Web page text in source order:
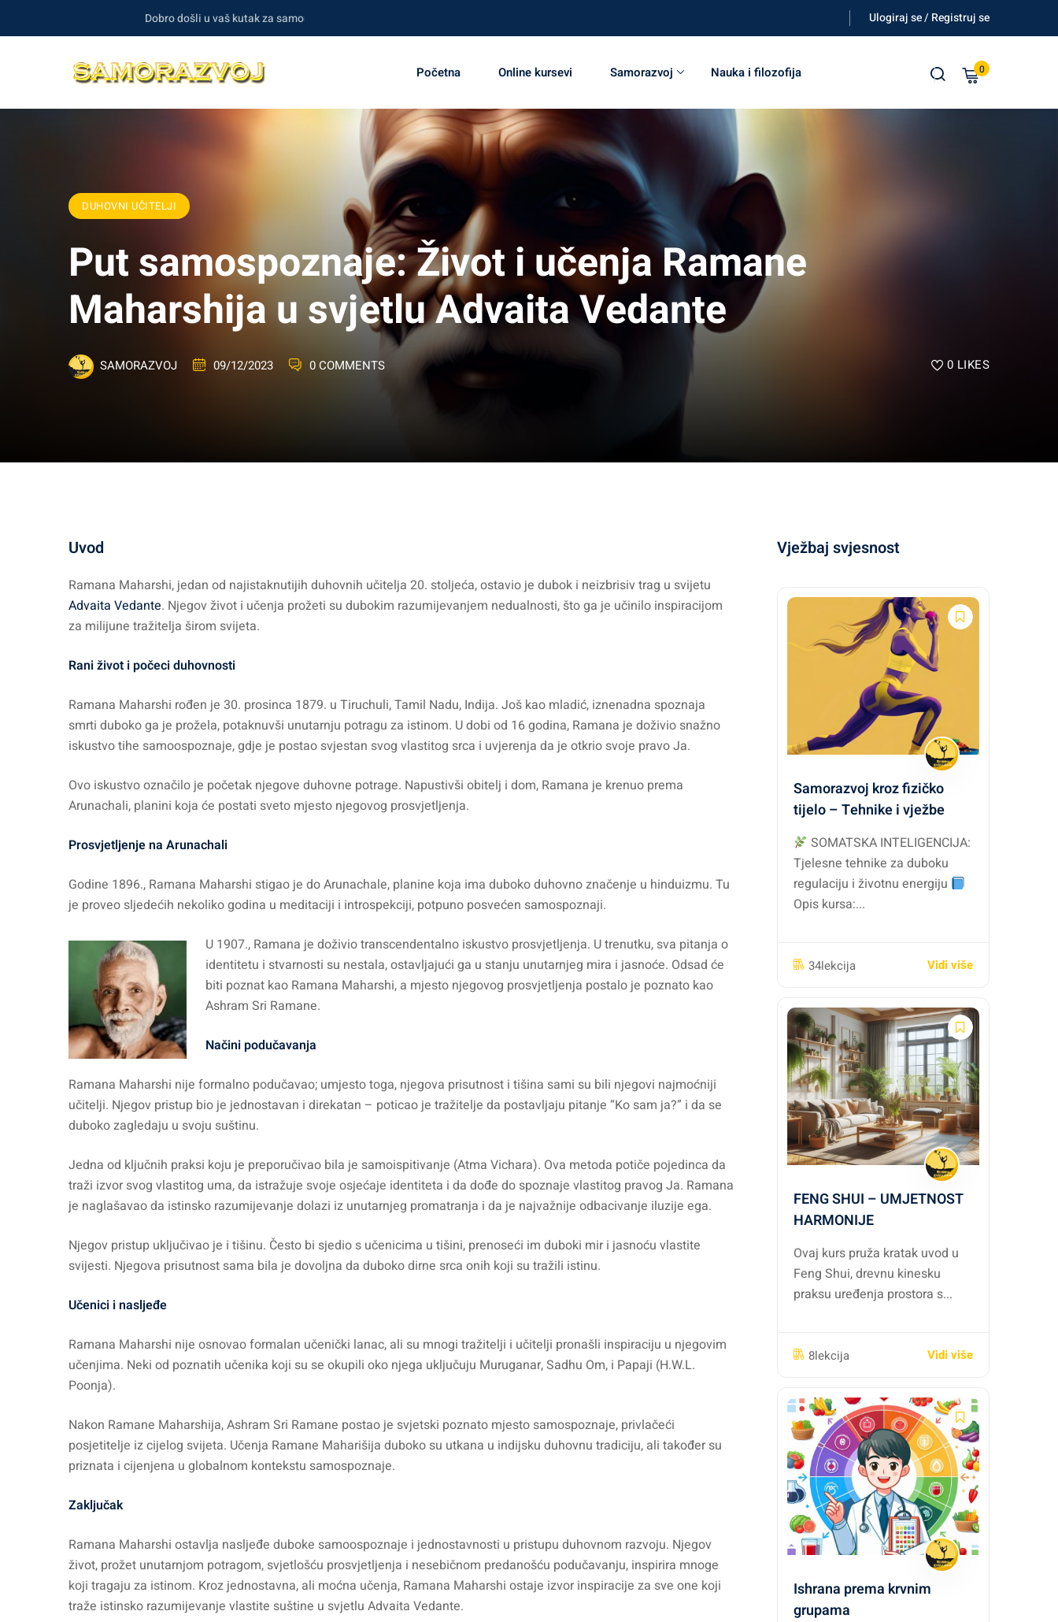
Dobro došli u vaš kutak za samorazvoj i duhovnost! Ulogiraj se / Registruj se
Početna Online kursevi Samorazvoj Nauka i filozofija 0
DUHOVNI UČITELJI
Put samospoznaje: Život i učenja Ramane
Maharshija u svjetlu Advaita Vedante
SAMORAZVOJ 09/12/2023 0 COMMENTS 0 LIKES
Uvod
Ramana Maharshi, jedan od najistaknutijih duhovnih učitelja 20. stoljeća, ostavio je dubok i neizbrisiv trag u svijetu
Advaita Vedante. Njegov život i učenja prožeti su dubokim razumijevanjem nedualnosti, što ga je učinilo inspiracijom
za milijune tražitelja širom svijeta.
Rani život i počeci duhovnosti
Ramana Maharshi rođen je 30. prosinca 1879. u Tiruchuli, Tamil Nadu, Indija. Još kao mladić, iznenadna spoznaja
smrti duboko ga je prožela, potaknuvši unutarnju potragu za istinom. U dobi od 16 godina, Ramana je doživio snažno
iskustvo tihe samoospoznaje, gdje je postao svjestan svog vlastitog srca i uvjerenja da je otkrio svoje pravo Ja.
Ovo iskustvo označilo je početak njegove duhovne potrage. Napustivši obitelj i dom, Ramana je krenuo prema
Arunachali, planini koja će postati sveto mjesto njegovog prosvjetljenja.
Prosvjetljenje na Arunachali
Godine 1896., Ramana Maharshi stigao je do Arunachale, planine koja ima duboko duhovno značenje u hinduizmu. Tu
je proveo sljedećih nekoliko godina u meditaciji i introspekciji, potpuno posvećen samospoznaji.
U 1907., Ramana je doživio transcendentalno iskustvo prosvjetljenja. U trenutku, sva pitanja o
identitetu i stvarnosti su nestala, ostavljajući ga u stanju unutarnjeg mira i jasnoće. Odsad će
biti poznat kao Ramana Maharshi, a mjesto njegovog prosvjetljenja postalo je poznato kao
Ashram Sri Ramane.
Načini podučavanja
Ramana Maharshi nije formalno podučavao; umjesto toga, njegova prisutnost i tišina sami su bili njegovi najmoćniji
učitelji. Njegov pristup bio je jednostavan i direkatan – poticao je tražitelje da postavljaju pitanje “Ko sam ja?” i da se
duboko zagledaju u svoju suštinu.
Jedna od ključnih praksi koju je preporučivao bila je samoispitivanje (Atma Vichara). Ova metoda potiče pojedinca da
traži izvor svog vlastitog uma, da istražuje svoje osjećaje identiteta i da dođe do spoznaje vlastitog pravog Ja. Ramana
je naglašavao da istinsko razumijevanje dolazi iz unutarnjeg promatranja i da je najvažnije odbacivanje iluzije ega.
Njegov pristup uključivao je i tišinu. Često bi sjedio s učenicima u tišini, prenoseći im duboki mir i jasnoću vlastite
svijesti. Njegova prisutnost sama bila je dovoljna da duboko dirne srca onih koji su tražili istinu.
Učenici i nasljeđe
Ramana Maharshi nije osnovao formalan učenički lanac, ali su mnogi tražitelji i učitelji pronašli inspiraciju u njegovim
učenjima. Neki od poznatih učenika koji su se okupili oko njega uključuju Muruganar, Sadhu Om, i Papaji (H.W.L.
Poonja).
Nakon Ramane Maharshija, Ashram Sri Ramane postao je svjetski poznato mjesto samospoznaje, privlačeći
posjetitelje iz cijelog svijeta. Učenja Ramane Maharišija duboko su utkana u indijsku duhovnu tradiciju, ali također su
priznata i cijenjena u globalnom kontekstu samospoznaje.
Zaključak
Ramana Maharshi ostavlja nasljeđe duboke samoospoznaje i jednostavnosti u pristupu duhovnom razvoju. Njegov
život, prožet unutarnjom potragom, svjetlošću prosvjetljenja i nesebičnom predanošću podučavanju, inspirira mnoge
koji tragaju za istinom. Kroz jednostavna, ali moćna učenja, Ramana Maharshi ostaje izvor inspiracije za sve one koji
traže istinsko razumijevanje vlastite suštine u svjetlu Advaita Vedante.
Vježbaj svjesnost
Samorazvoj kroz fizičko
tijelo – Tehnike i vježbe
SOMATSKA INTELIGENCIJA:
Tjelesne tehnike za duboku
regulaciju i životnu energiju
Opis kursa:...
34lekcija Vidi više
FENG SHUI – UMJETNOST
HARMONIJE
Ovaj kurs pruža kratak uvod u
Feng Shui, drevnu kinesku
praksu uređenja prostora s...
8lekcija Vidi više
Ishrana prema krvnim
grupama